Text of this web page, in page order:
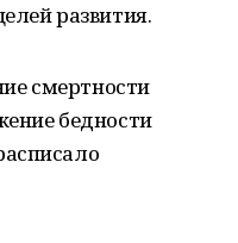
развития.
смертности
бедности